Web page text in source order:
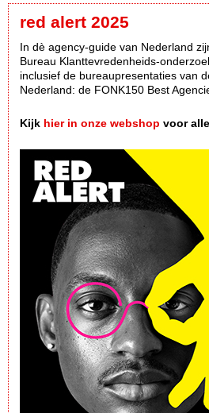
red alert 2025
In dè agency-guide van Nederland
Bureau Klanttevredenheids-
inclusief de bureaupresentaties van
Nederland: de FONK150 Best
Kijk hier in onze webshop voor